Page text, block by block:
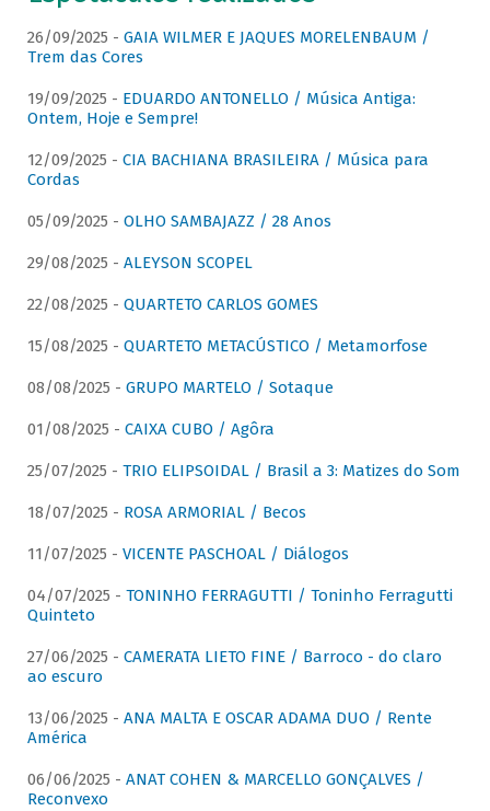
26/09/2025 - GAIA WILMER E JAQUES MORELENBAUM /
Trem das Cores
19/09/2025 - EDUARDO ANTONELLO / Música Antiga:
Ontem, Hoje e Sempre!
12/09/2025 - CIA BACHIANA BRASILEIRA / Música para
Cordas
05/09/2025 - OLHO SAMBAJAZZ / 28 Anos
29/08/2025 - ALEYSON SCOPEL
22/08/2025 - QUARTETO CARLOS GOMES
15/08/2025 - QUARTETO METACÚSTICO / Metamorfose
08/08/2025 - GRUPO MARTELO / Sotaque
01/08/2025 - CAIXA CUBO / Agôra
25/07/2025 - TRIO ELIPSOIDAL / Brasil a 3: Matizes do Som
18/07/2025 - ROSA ARMORIAL / Becos
11/07/2025 - VICENTE PASCHOAL / Diálogos
04/07/2025 - TONINHO FERRAGUTTI / Toninho Ferragutti
Quinteto
27/06/2025 - CAMERATA LIETO FINE / Barroco - do claro
ao escuro
13/06/2025 - ANA MALTA E OSCAR ADAMA DUO / Rente
América
06/06/2025 - ANAT COHEN & MARCELLO GONÇALVES /
Reconvexo